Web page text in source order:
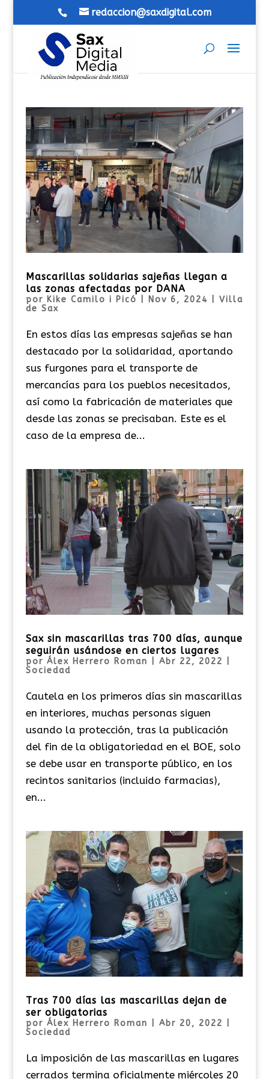
redaccion@saxdigital.com
Mascarillas solidarias sajeñas llegan a
las zonas afectadas por DANA
por Kike Camilo i Picó Nov 6, 2024
Villa
de Sax
En estos días las empresas sajeñas se han
destacado por la solidaridad, aportando
sus furgones para el transporte de
mercancías para los pueblos necesitados,
así como la fabricación de materiales que
desde las zonas se precisaban. Este es el
caso de la empresa de...
Sax sin mascarillas tras 700 días, aunque
seguirán usándose en ciertos lugares
por Álex Herrero Roman Abr 22, 2022
Sociedad
Cautela en los primeros días sin mascarillas
en interiores, muchas personas siguen
usando la protección, tras la publicación
del fin de la obligatoriedad en el BOE, solo
se debe usar en transporte público, en los
recintos sanitarios (incluido farmacias),
en...
Tras 700 días las mascarillas dejan de
ser obligatorias
por Álex Herrero Roman Abr 20, 2022
Sociedad
La imposición de las mascarillas en lugares
cerrados termina oficialmente miércoles 20